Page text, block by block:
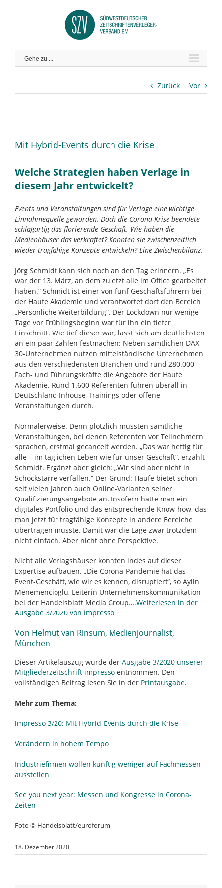
Gehe zu ...
Zurück Vor
Bild
Mit Hybrid-Events durch die Krise
Welche Strategien haben Verlage in
diesem Jahr entwickelt?
Events und Veranstaltungen sind für Verlage eine wichtige
Einnahmequelle geworden. Doch die Corona-Krise beendete
schlagartig das florierende Geschäft. Wie haben die
Medienhäuser das verkraftet? Konnten sie zwischenzeitlich
wieder tragfähige Konzepte entwickeln? Eine Zwischenbilanz.
Jörg Schmidt kann sich noch an den Tag erinnern. „Es
war der 13. März, an dem zuletzt alle im Office gearbeitet
haben.“ Schmidt ist einer von fünf Geschäftsführern bei
der Haufe Akademie und verantwortet dort den Bereich
„Persönliche Weiterbildung“. Der Lockdown nur wenige
Tage vor Frühlingsbeginn war für ihn ein tiefer
Einschnitt. Wie tief dieser war, lässt sich am deutlichsten
an ein paar Zahlen festmachen: Neben sämtlichen DAX-
30-Unternehmen nutzen mittelständische Unternehmen
aus den verschiedensten Branchen und rund 280.000
Fach- und Führungskräfte die Angebote der Haufe
Akademie. Rund 1.600 Referenten führen überall in
Deutschland Inhouse-Trainings oder offene
Veranstaltungen durch.
Normalerweise. Denn plötzlich mussten sämtliche
Veranstaltungen, bei denen Referenten vor Teilnehmern
sprachen, erstmal gecancelt werden. „Das war heftig für
alle – im täglichen Leben wie für unser Geschäft“, erzählt
Schmidt. Ergänzt aber gleich: „Wir sind aber nicht in
Schockstarre verfallen.“ Der Grund: Haufe bietet schon
seit vielen Jahren auch Online-Varianten seiner
Qualifizierungsangebote an. Insofern hatte man ein
digitales Portfolio und das entsprechende Know-how, das
man jetzt für tragfähige Konzepte in andere Bereiche
übertragen musste. Damit war die Lage zwar trotzdem
nicht einfach. Aber nicht ohne Perspektive.
Nicht alle Verlagshäuser konnten indes auf dieser
Expertise aufbauen. „Die Corona-Pandemie hat das
Event-Geschäft, wie wir es kennen, disruptiert“, so Aylin
Menemencioglu, Leiterin Unternehmenskommunikation
bei der Handelsblatt Media Group….Weiterlesen in der
Ausgabe 3/2020 von impresso
Von Helmut van Rinsum, Medienjournalist,
München
Dieser Artikelauszug wurde der Ausgabe 3/2020 unserer
Mitgliederzeitschrift impresso entnommen. Den
vollständigen Beitrag lesen Sie in der Printausgabe.
Mehr zum Thema:
impresso 3/20: Mit Hybrid-Events durch die Krise
Verändern in hohem Tempo
Industriefirmen wollen künftig weniger auf Fachmessen
ausstellen
See you next year: Messen und Kongresse in Corona-
Zeiten
Foto © Handelsblatt/euroforum
18. Dezember 2020